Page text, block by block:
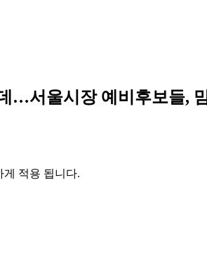
…서울시장 예비후보들,
게 적용 됩니다.